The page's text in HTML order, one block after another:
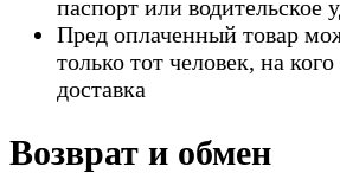
паспорт или водительское
Пред оплаченный товар
только тот человек, на
доставка
Возврат и обмен